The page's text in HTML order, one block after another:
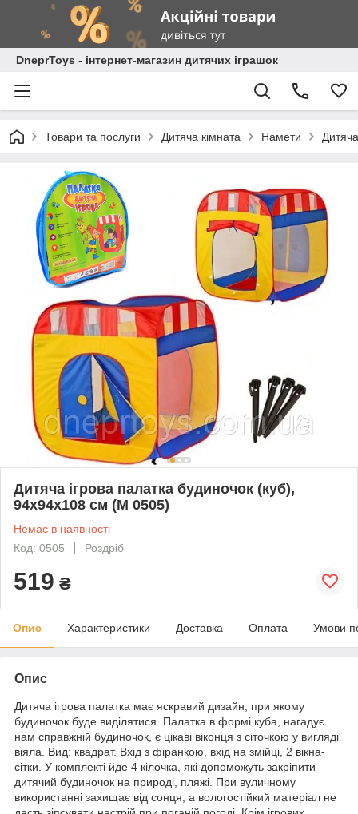
DneprToys - інтернет-магазин дитячих іграшок
Товари та послуги Дитяча кімната Намети
Дитяча ігрова палатка будиночок (куб),
94х94х108 см (M 0505)
Немає в наявності
Код: 0505
Роздріб
519 ₴
Опис Характеристики Доставка Оплата Умови
Опис
Дитяча ігрова палатка має яскравий дизайн, при якому
будиночок буде виділятися. Палатка в формі куба, нагадує
нам справжній будиночок, є цікаві віконця з сіточкою у вигляді
віяла. Вид: квадрат. Вхід з фіранкою, вхід на змійці, 2 вікна-
сітки. У комплекті йде 4 кілочка, які допоможуть закріпити
дитячий будиночок на природі, пляжі. При вуличному
використанні захищає від сонця, а вологостійкий матеріал не